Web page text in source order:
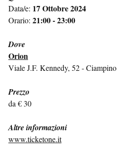
Data/e: 17 Ottobre 2024
Orario: 21:00 - 23:00
Dove
Orion
Viale J.F. Kennedy, 52 - Ciampino
Prezzo
da € 30
Altre informazioni
www.ticketone.it